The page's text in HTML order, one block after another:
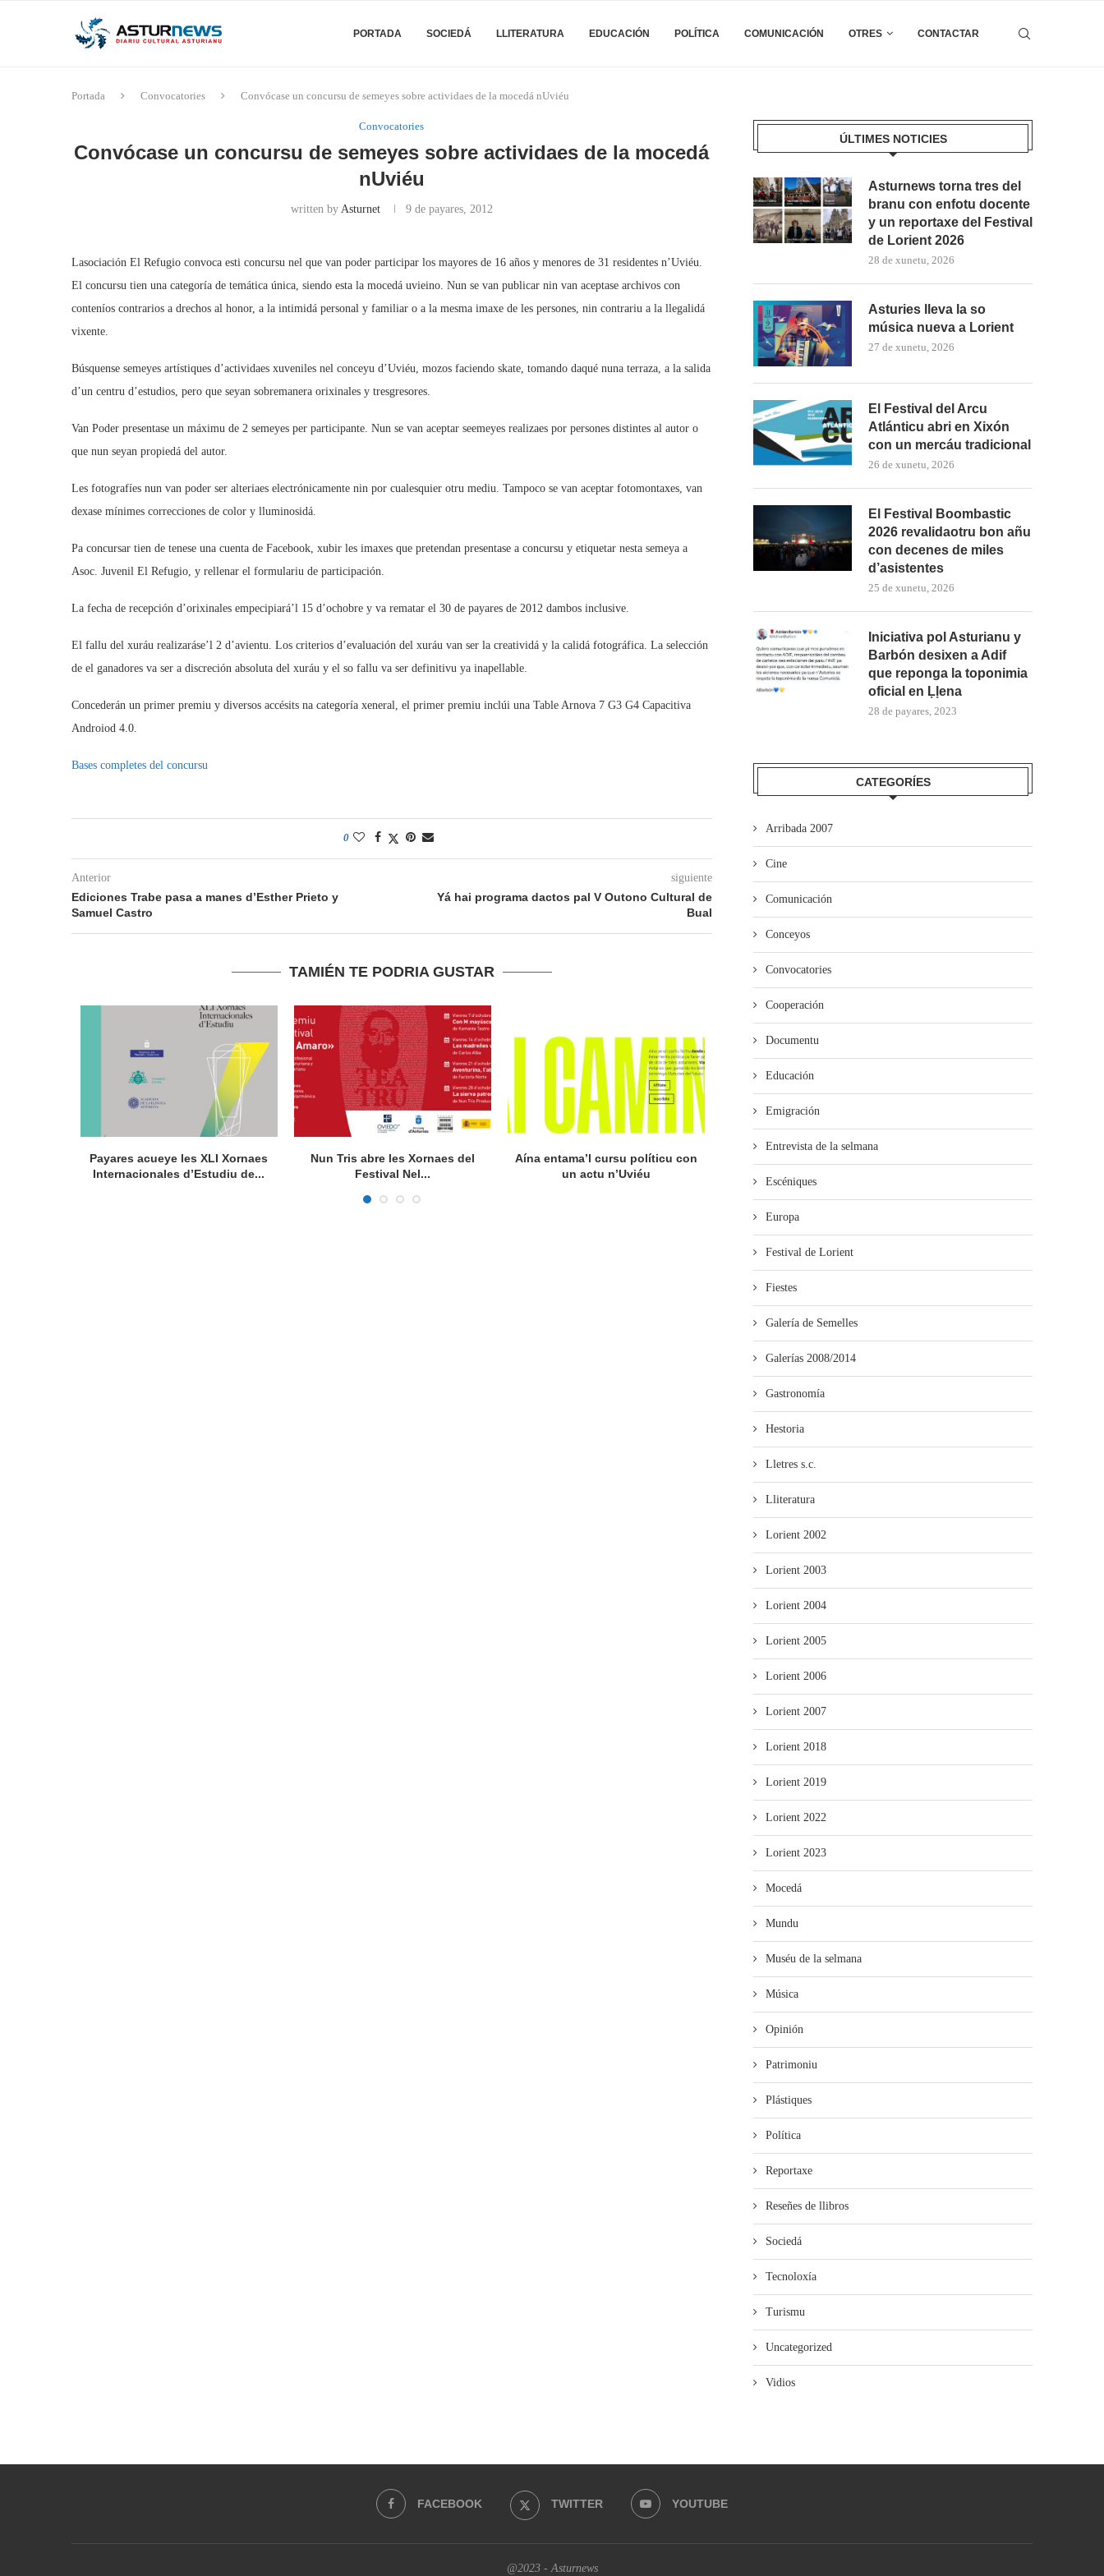
PORTADA SOCIEDÁ LLITERATURA EDUCACIÓN POLÍTICA COMUNICACIÓN OTRES CONTACTAR
Portada Convocatories Convócase un concursu de semeyes sobre actividaes de la mocedá nUviéu
Convocatories
Convócase un concursu de semeyes sobre actividaes de la mocedá
nUviéu
written by Asturnet 9 de payares, 2012
Lasociación El Refugio convoca esti concursu nel que van poder participar los mayores de 16 años y menores de 31 residentes n’Uviéu.
El concursu tien una categoría de temática única, siendo esta la mocedá uvieino. Nun se van publicar nin van aceptase archivos con
conteníos contrarios a drechos al honor, a la intimidá personal y familiar o a la mesma imaxe de les persones, nin contrariu a la llegalidá
vixente.
Búsquense semeyes artístiques d’actividaes xuveniles nel conceyu d’Uviéu, mozos faciendo skate, tomando daqué nuna terraza, a la salida
d’un centru d’estudios, pero que seyan sobremanera orixinales y tresgresores.
Van Poder presentase un máximu de 2 semeyes per participante. Nun se van aceptar seemeyes realizaes por persones distintes al autor o
que nun seyan propiedá del autor.
Les fotografíes nun van poder ser alteriaes electrónicamente nin por cualesquier otru mediu. Tampoco se van aceptar fotomontaxes, van
dexase mínimes correcciones de color y lluminosidá.
Pa concursar tien de tenese una cuenta de Facebook, xubir les imaxes que pretendan presentase a concursu y etiquetar nesta semeya a
Asoc. Juvenil El Refugio, y rellenar el formulariu de participación.
La fecha de recepción d’orixinales empecipiará’l 15 d’ochobre y va rematar el 30 de payares de 2012 dambos inclusive.
El fallu del xuráu realizaráse’l 2 d’avientu. Los criterios d’evaluación del xuráu van ser la creatividá y la calidá fotográfica. La selección
de el ganadores va ser a discreción absoluta del xuráu y el so fallu va ser definitivu ya inapellable.
Concederán un primer premiu y diversos accésits na categoría xeneral, el primer premiu inclúi una Table Arnova 7 G3 G4 Capacitiva
Androiod 4.0.
Bases completes del concursu
0
Anterior
Ediciones Trabe pasa a manes d’Esther Prieto y
Samuel Castro
siguiente
Yá hai programa dactos pal V Outono Cultural de
Bual
TAMIÉN TE PODRIA GUSTAR
Payares acueye les XLI Xornaes
Internacionales d’Estudiu de...
Nun Tris abre les Xornaes del
Festival Nel...
Aína entama’l cursu políticu con
un actu n’Uviéu
ÚLTIMES NOTICIES
Asturnews torna tres del
branu con enfotu docente
y un reportaxe del Festival
de Lorient 2026
28 de xunetu, 2026
Asturies lleva la so
música nueva a Lorient
27 de xunetu, 2026
El Festival del Arcu
Atlánticu abri en Xixón
con un mercáu tradicional
26 de xunetu, 2026
El Festival Boombastic
2026 revalidaotru bon añu
con decenes de miles
d’asistentes
25 de xunetu, 2026
Iniciativa pol Asturianu y
Barbón desixen a Adif
que reponga la toponimia
oficial en Ḷḷena
28 de payares, 2023
CATEGORÍES
Arribada 2007
Cine
Comunicación
Conceyos
Convocatories
Cooperación
Documentu
Educación
Emigración
Entrevista de la selmana
Escéniques
Europa
Festival de Lorient
Fiestes
Galería de Semelles
Galerías 2008/2014
Gastronomía
Hestoria
Lletres s.c.
Lliteratura
Lorient 2002
Lorient 2003
Lorient 2004
Lorient 2005
Lorient 2006
Lorient 2007
Lorient 2018
Lorient 2019
Lorient 2022
Lorient 2023
Mocedá
Mundu
Muséu de la selmana
Música
Opinión
Patrimoniu
Plástiques
Política
Reportaxe
Reseñes de llibros
Sociedá
Tecnoloxía
Turismu
Uncategorized
Vidios
FACEBOOK TWITTER YOUTUBE
@2023 - Asturnews